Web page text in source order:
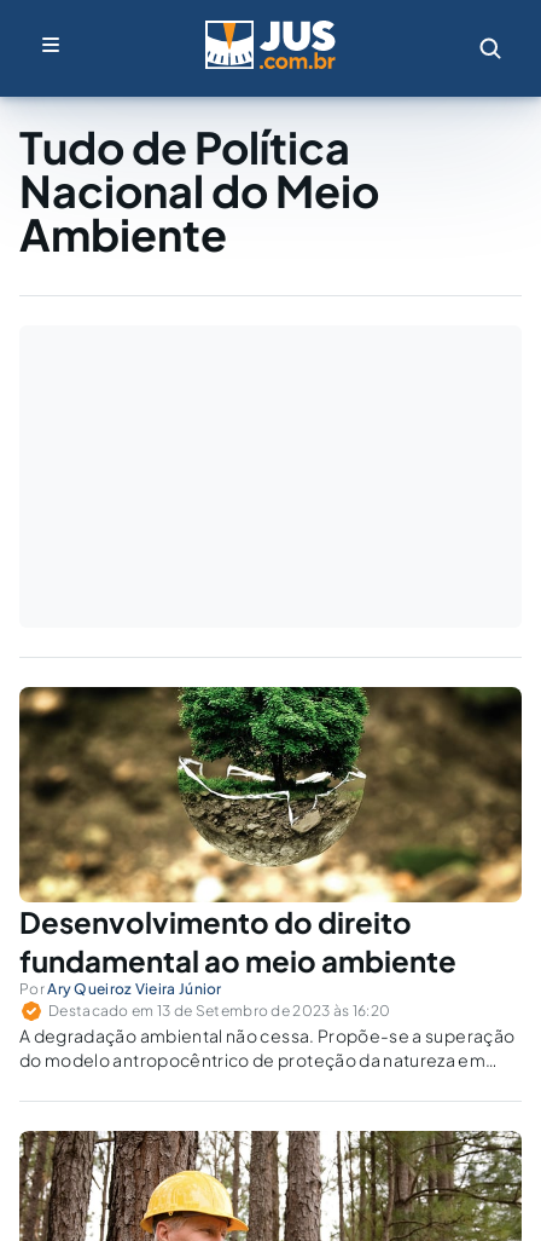
Tudo de Política
Nacional do Meio
Ambiente
Desenvolvimento do direito
fundamental ao meio ambiente
PorAry Queiroz Vieira Júnior
Destacado em 13 de Setembro de 2023 às 16:20
A degradação ambiental não cessa. Propõe-se a superação
do modelo antropocêntrico de proteção da natureza em
ecocêntrico ou biocêntrico.